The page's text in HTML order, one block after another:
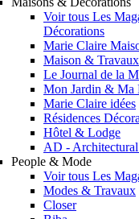
Voir tous Les
Décorations
Marie Claire
Maison & Travaux
Le Journal de la
Mon Jardin & Ma
Marie Claire idées
Résidences
Hôtel & Lodge
AD -
People & Mode
Voir tous Les
Modes & Travaux
Closer